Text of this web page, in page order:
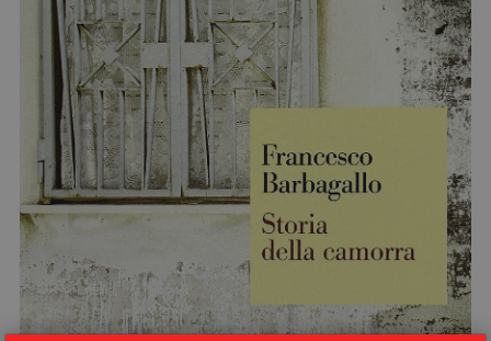
#Trameascuola
Visioni Civiche
Mostra 3D - Visioni Civiche
Il Diritto di Essere
Archivio Storico
Contatti
segreteria@tramefestival.it
info@tramefestival.it
+39 346 954 4078